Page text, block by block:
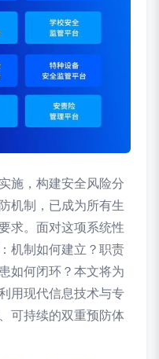
施，构建安全风险分
机制，已成为所有生
求。面对这项系统性
机制如何建立？职责
如何闭环？本文将为
用现代信息技术与专
可持续的双重预防体